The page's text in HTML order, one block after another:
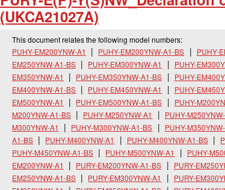
(UKCA21027A)
This document relates the following model numbers:
PUHY-EM200YNW-A1
PUHY-EM200YNW-A1-BS PUHY-
EM250YNW-A1-BS
PUHY-EM300YNW-A1 PUHY-
EM350YNW-A1
PUHY-EM350YNW-A1-BS PUHY-
EM400YNW-A1-BS
PUHY-EM450YNW-A1 PUHY-
EM500YNW-A1
PUHY-EM500YNW-A1-BS PUHY-
M200YNW-A1-BS
PUHY-M250YNW-A1 PUHY-
M300YNW-A1
PUHY-M300YNW-A1-BS PUHY-
A1-BS
PUHY-M400YNW-A1 PUHY-M400YNW-A1-BS
PUHY-M450YNW-A1-BS
PUHY-M500YNW-A1 PUHY-
EM200YNW-A1
PURY-EM200YNW-A1-BS PURY-
EM250YNW-A1-BS
PURY-EM300YNW-A1 PURY-